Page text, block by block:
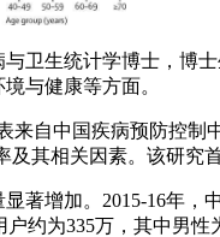
卫生统计学博士，博
与健康等方面。
来自中国疾病预防
其相关因素。该研
著增加。2015-16年，
约为335万，其中男性